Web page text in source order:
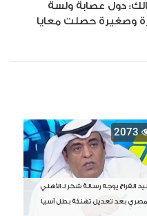
دول عصابة ولسة
وصغيرة حصلت معايا
2073
الفراج يوجه رسالة شكر لـ الأهلي
بعد تعديل تهنئة بطل آسيا